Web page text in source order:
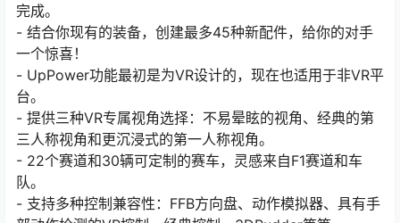
完成。
- 结合你现有的装备，创建最多45种新配件，给你的对手
一个惊喜！
- UpPower功能最初是为VR设计的，现在也适用于非VR平
台。
- 提供三种VR专属视角选择：不易晕眩的视角、经典的第
三人称视角和更沉浸式的第一人称视角。
- 22个赛道和30辆可定制的赛车，灵感来自F1赛道和车
队。
- 支持多种控制兼容性：FFB方向盘、动作模拟器、具有手